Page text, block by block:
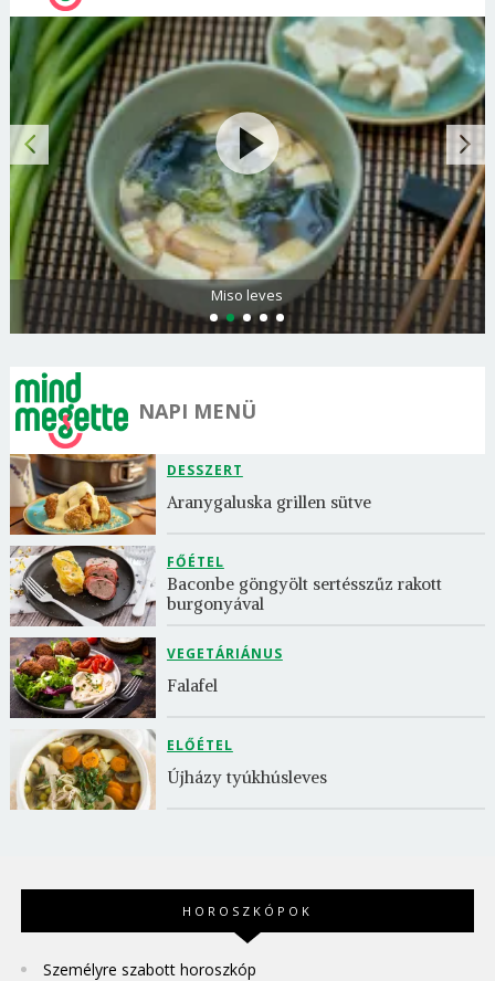
Miso leves
NAPI MENÜ
DESSZERT
Aranygaluska grillen sütve
FŐÉTEL
Baconbe göngyölt sertésszűz rakott
burgonyával
VEGETÁRIÁNUS
Falafel
ELŐÉTEL
Újházy tyúkhúsleves
HOROSZKÓPOK
Személyre szabott horoszkóp